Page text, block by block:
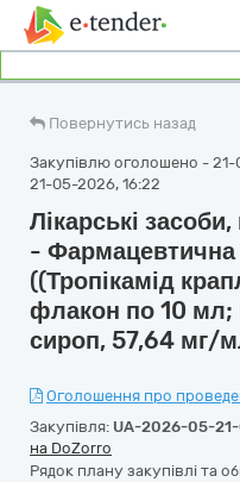
Повернутись назад
Закупівлю оголошено - 21-
21-05-2026, 16:22
Лікарські
- Фармацевтична
((Тропікамід
флакон по 10 мл;
сироп, 57,64 мг/
Оголошення про
Закупівля: UA-2026-05-
на DoZorro
Рядок плану закупівлі та